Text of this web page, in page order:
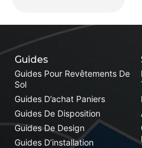
Guides
Guides Pour Revêtements De
Sol
Guides D’achat Paniers
Guides De Disposition
Guides De Design
Guides D’installation